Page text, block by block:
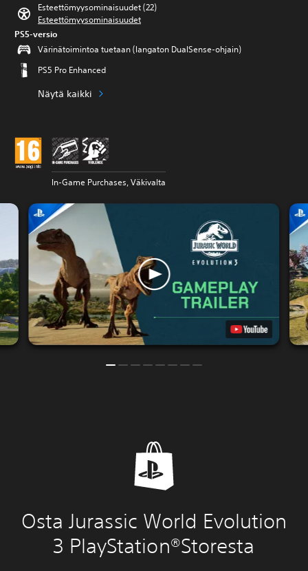
Esteettömyysominaisuudet (22)
Esteettömyysominaisuudet
PS5-versio
Värinätoimintoa tuetaan (langaton DualSense-ohjain)
PS5 Pro Enhanced
Näytä kaikki
In-Game Purchases, Väkivalta
Osta Jurassic World Evolution
3 PlayStation®Storesta